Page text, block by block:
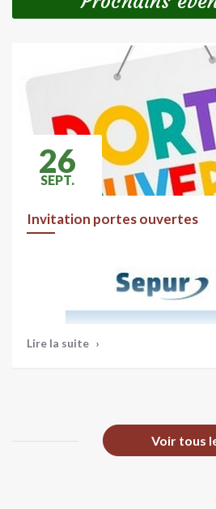
Vous pouvez également renvoyer
gallymauldre.fr/article/espace-
26
SEPT.
Invitation portes ouvertes
Lire la suite
Voir tous